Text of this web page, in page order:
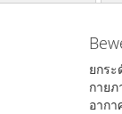
ยกร
กาย
อากา